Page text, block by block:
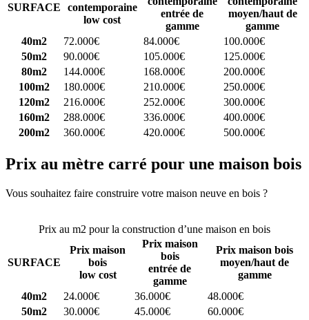
SURFACE
contemporaine
low cost
entrée de
gamme
moyen/haut de
gamme
40m2
72.000€ 84.000€
100.000€
50m2
90.000€ 105.000€
125.000€
80m2
144.000€ 168.000€
200.000€
100m2
180.000€ 210.000€
250.000€
120m2
216.000€ 252.000€
300.000€
160m2
288.000€ 336.000€
400.000€
200m2
360.000€ 420.000€ 500.000€
Prix au mètre carré pour une maison bois
Vous souhaitez faire construire votre maison neuve en bois ?
Prix au m2 pour la construction d’une maison en bois
SURFACE
Prix maison
bois
low cost
Prix maison
bois
entrée de
gamme
Prix maison bois
moyen/haut de
gamme
40m2
24.000€ 36.000€
48.000€
50m2
30.000€ 45.000€
60.000€